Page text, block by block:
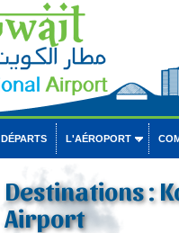
DÉPARTS L'AÉROPORT
Destinations :
Airport